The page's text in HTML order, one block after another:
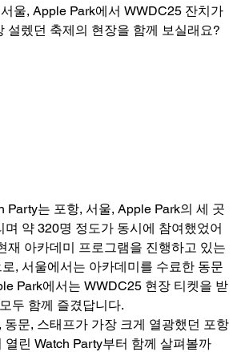
울, Apple Park에서 WWDC25 잔치가
설렜던 축제의 현장을 함께 보실래요?
Party는 포항, 서울, Apple Park의 세 곳
며 약 320명 정도가 동시에 참여했었어
재 아카데미 프로그램을 진행하고 있는
, 서울에서는 아카데미를 수료한 동문
Park에서는 WWDC25 현장 티켓을 받
두 함께 즐겼답니다.
동문, 스태프가 가장 크게 열광했던 포항
열린 Watch Party부터 함께 살펴볼까